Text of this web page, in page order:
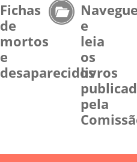
Fichas
de
mortos
e
desaparecidos
e
leia
os
livros
pela